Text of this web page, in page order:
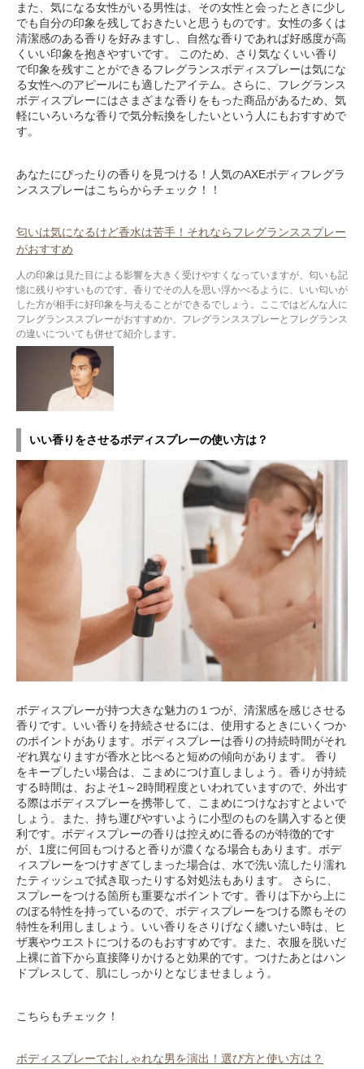
また、気になる女性がいる男性は、その女性と会ったときに少し
でも自分の印象を残しておきたいと思うものです。女性の多くは
清潔感のある香りを好みますし、自然な香りであれば好感度が高
くいい印象を抱きやすいです。 このため、さり気なくいい香り
で印象を残すことができるフレグランスボディスプレーは気にな
る女性へのアピールにも適したアイテム。さらに、フレグランス
ボディスプレーにはさまざまな香りをもった商品があるため、気
軽にいろいろな香りで気分転換をしたいという人にもおすすめで
す。
あなたにぴったりの香りを見つける！人気のAXEボディフレグラ
ンススプレーはこちらからチェック！！
匂いは気になるけど香水は苦手！それならフレグランススプレー
がおすすめ
人の印象は見た目による影響を大きく受けやすくなっていますが、匂いも記
憶に残りやすいものです。香りでその人を思い浮かべるように、いい匂いが
した方が相手に好印象を与えることができるでしょう。ここではどんな人に
フレグランススプレーがおすすめか、フレグランススプレーとフレグランス
の違いについても併せて紹介します。
いい香りをさせるボディスプレーの使い方は？
ボディスプレーが持つ大きな魅力の１つが、清潔感を感じさせる
香りです。いい香りを持続させるには、使用するときにいくつか
のポイントがあります。ボディスプレーは香りの持続時間がそれ
ぞれ異なりますが香水と比べると短めの傾向があります。 香り
をキープしたい場合は、こまめにつけ直しましょう。香りが持続
する時間は、およそ1～2時間程度といわれていますので、外出す
る際はボディスプレーを携帯して、こまめにつけなおすとよいで
しょう。また、持ち運びやすいように小型のものを購入すると便
利です。ボディスプレーの香りは控えめに香るのが特徴的です
が、1度に何回もつけると香りが濃くなる場合もあります。ボデ
ィスプレーをつけすぎてしまった場合は、水で洗い流したり濡れ
たティッシュで拭き取ったりする対処法もあります。 さらに、
スプレーをつける箇所も重要なポイントです。香りは下から上に
のぼる特性を持っているので、ボディスプレーをつける際もその
特性を利用しましょう。いい香りをさりげなく纏いたい時は、ヒ
ザ裏やウエストにつけるのもおすすめです。また、衣服を脱いだ
上裸に首下から直接降りかけると効果的です。つけたあとはハン
ドプレスして、肌にしっかりとなじませましょう。
こちらもチェック！
ボディスプレーでおしゃれな男を演出！選び方と使い方は？